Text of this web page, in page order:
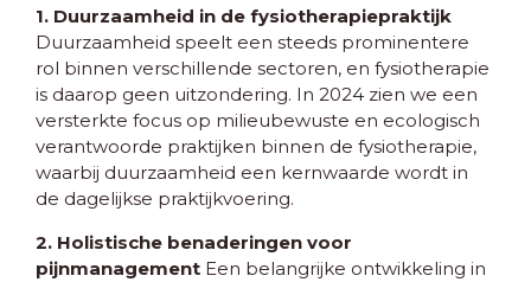
1. Duurzaamheid in de fysiotherapiepraktijk
Duurzaamheid speelt een steeds prominentere
rol binnen verschillende sectoren, en fysiotherapie
is daarop geen uitzondering. In 2024 zien we een
versterkte focus op milieubewuste en ecologisch
verantwoorde praktijken binnen de fysiotherapie,
waarbij duurzaamheid een kernwaarde wordt in
de dagelijkse praktijkvoering.
2. Holistische benaderingen voor
pijnmanagement Een belangrijke ontwikkeling in